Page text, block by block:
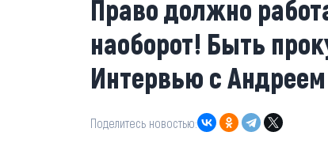
Право должно
наоборот! Быть
Интервью с
Поделитесь новостью: